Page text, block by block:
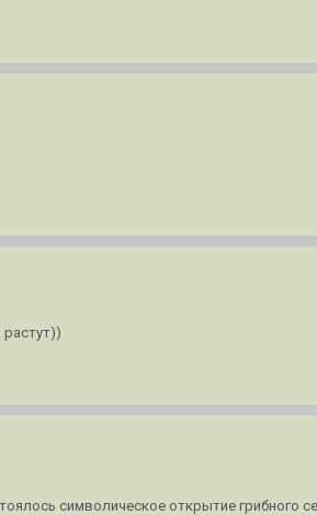
символическое открытие грибного